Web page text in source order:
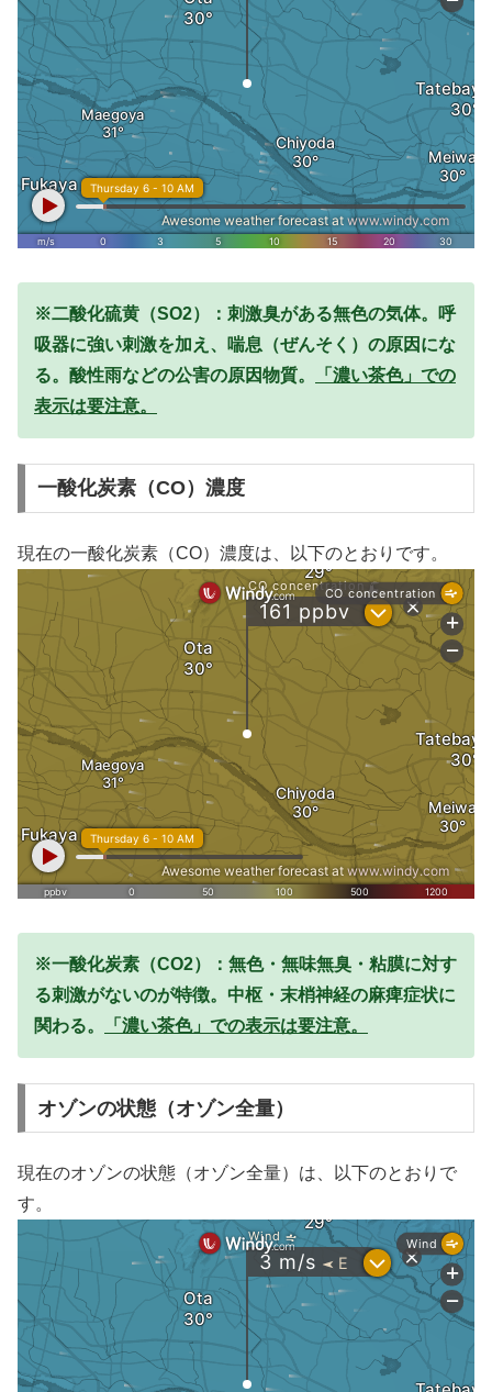
※二酸化硫黄（SO2）：刺激臭がある無色の気体。呼
吸器に強い刺激を加え、喘息（ぜんそく）の原因にな
る。酸性雨などの公害の原因物質。
「濃い茶色」での
表示は要注意。
一酸化炭素（CO）濃度
現在の一酸化炭素（CO）濃度は、以下のとおりです。
※一酸化炭素（CO2）：無色・無味無臭・粘膜に対す
る刺激がないのが特徴。中枢・末梢神経の麻痺症状に
関わる。
「濃い茶色」での表示は要注意。
オゾンの状態（オゾン全量）
現在のオゾンの状態（オゾン全量）は、以下のとおりで
す。